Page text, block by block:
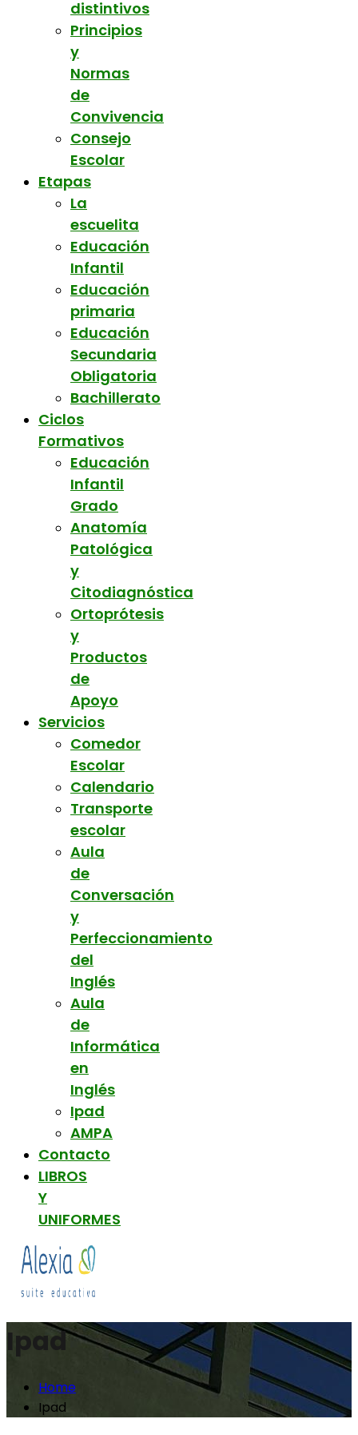
distintivos
Principios
y
Normas
de
Convivencia
Consejo
Escolar
Etapas
La
escuelita
Educación
Infantil
Educación
primaria
Educación
Secundaria
Obligatoria
Bachillerato
Ciclos
Formativos
Educación
Infantil
Grado
Anatomía
Patológica
y
Citodiagnóstica
Ortoprótesis
y
Productos
de
Apoyo
Servicios
Comedor
Escolar
Calendario
Transporte
escolar
Aula
de
Conversación
y
Perfeccionamiento
del
Inglés
Aula
de
Informática
en
Inglés
Ipad
AMPA
Contacto
LIBROS
Y
UNIFORMES
Ipad
Home
Ipad